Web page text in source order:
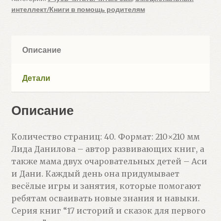
Про
интеллект/Книги в помощь родителям
Описание
Детали
Описание
Количество страниц: 40. Формат: 210×210 мм
Лида Данилова – автор развивающих книг, а
также мама двух очаровательных детей – Аси
и Дани. Каждый день она придумывает
весёлые игры и занятия, которые помогают
ребятам осваивать новые знания и навыки.
Серия книг “17 историй и сказок для первого